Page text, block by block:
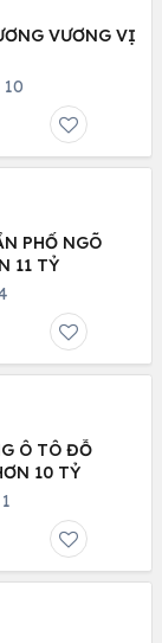
VƯƠNG VỊ
10
PHỐ NGÕ
11 TỶ
Ô TÔ ĐỖ
10 TỶ
1